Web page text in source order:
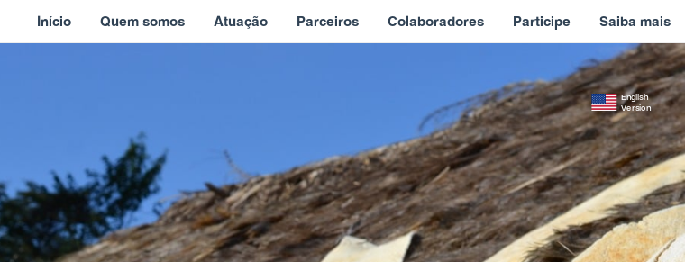
Início Quem somos Atuação Parceiros Colaboradores Participe Saiba mais
English
Version